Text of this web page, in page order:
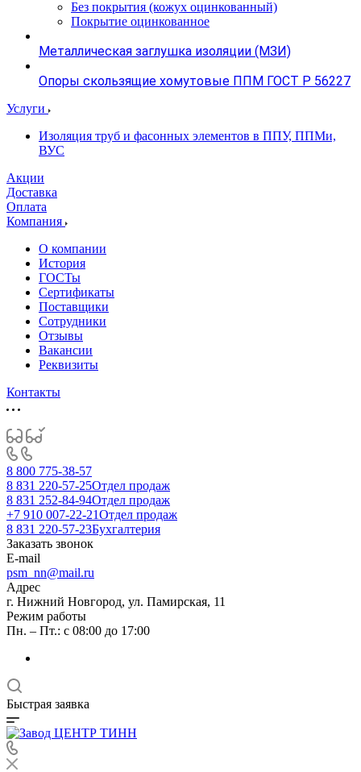
Без покрытия (кожух оцинкованный)
Покрытие оцинкованное
Металлическая заглушка изоляции (МЗИ)
Опоры скользящие хомутовые ППМ ГОСТ Р 56227
Услуги
Изоляция труб и фасонных элементов в ППУ, ППМи,
ВУС
Акции
Доставка
Оплата
Компания
О компании
История
ГОСТы
Сертификаты
Поставщики
Сотрудники
Отзывы
Вакансии
Реквизиты
Контакты
8 800 775-38-57
8 831 220-57-25Отдел продаж
8 831 252-84-94Отдел продаж
+7 910 007-22-21Отдел продаж
8 831 220-57-23Бухгалтерия
Заказать звонок
E-mail
psm_nn@mail.ru
Адрес
г. Нижний Новгород, ул. Памирская, 11
Режим работы
Пн. – Пт.: с 08:00 до 17:00
Быстрая заявка